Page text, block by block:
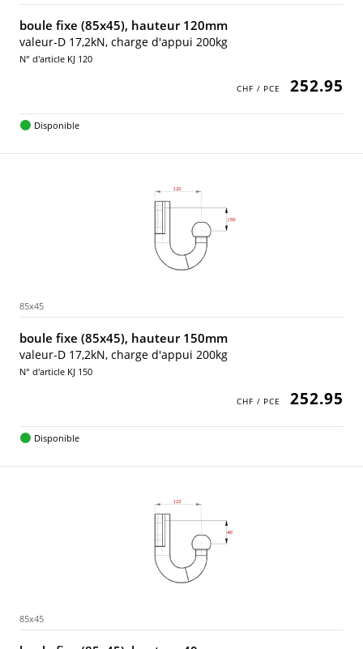
boule fixe (85x45), hauteur 120mm
valeur-D 17,2kN, charge d'appui 200kg
N° d'article KJ 120
252.95
Disponible
85x45
boule fixe (85x45), hauteur 150mm
valeur-D 17,2kN, charge d'appui 200kg
N° d'article KJ 150
252.95
Disponible
85x45